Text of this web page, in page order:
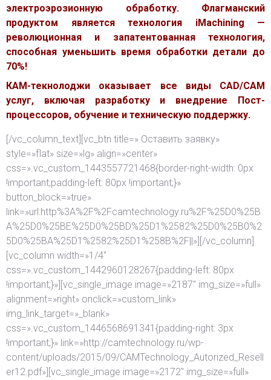
электроэрозионную обработку. Флагманский
продуктом является технология iMachining —
революционная и запатентованная технология,
способная уменьшить время обработки детали до
70%!
КАМ-текнолоджи оказывает все виды CAD/CAM
услуг, включая разработку и внедрение Пост-
процессоров, обучение и техническую поддержку.
[/vc_column_text][vc_btn title=» Оставить заявку»
style=»flat» size=»lg» align=»center»
css=».vc_custom_1443557721468{border-right-width: 0px
!important;padding-left: 80px !important;}»
button_block=»true»
link=»url:http%3A%2F%2Fcamtechnology.ru%2F%25D0%25B
A%25D0%25BE%25D0%25BD%25D1%2582%25D0%25B0%2
5D0%25BA%25D1%2582%25D1%258B%2F||»][/vc_column]
[vc_column width=»1/4″
css=».vc_custom_1442960128267{padding-left: 80px
!important;}»][vc_single_image image=»2187″ img_size=»full»
alignment=»right» onclick=»custom_link»
img_link_target=»_blank»
css=».vc_custom_1446568691341{padding-right: 3px
!important;}» link=»http://camtechnology.ru/wp-
content/uploads/2015/09/CAMTechnology_Autorized_Resell
er12.pdf»][vc_single_image image=»2172″ img_size=»full»